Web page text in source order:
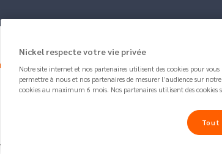
Nickel…
Wie
hinzu?
Nickel respecte votre vie privée
Notre site internet et nos partenaires utilisent des cookies pour
permettre à nous et nos partenaires de mesurer l’audience sur
cookies au maximum 6 mois. Nos partenaires utilisent des cookies
Tout